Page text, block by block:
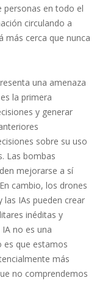
personas en todo el
circulando a
más cerca que nunca
una amenaza
la primera
y generar
sobre su uso
Las bombas
mejorarse a sí
cambio, los drones
IAs pueden crear
inéditas y
no es una
es que estamos
más
no comprendemos